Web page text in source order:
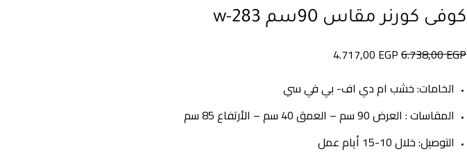
كوفى كورنر مقاس 90سم w-283
6.738,00EGP
4.717,00 EGP
الخامات: خشب ام دي اف- بي في سي
المقاسات : العرض 90 سم – العمق 40 سم – الأرتفاع 85 سم
التوصيل: خلال 10-15 أيام عمل